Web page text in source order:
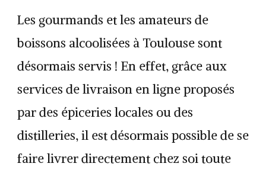
Les gourmands et les amateurs de
boissons alcoolisées à Toulouse sont
désormais servis ! En effet, grâce aux
services de livraison en ligne proposés
par des épiceries locales ou des
distilleries, il est désormais possible de se
faire livrer directement chez soi toute